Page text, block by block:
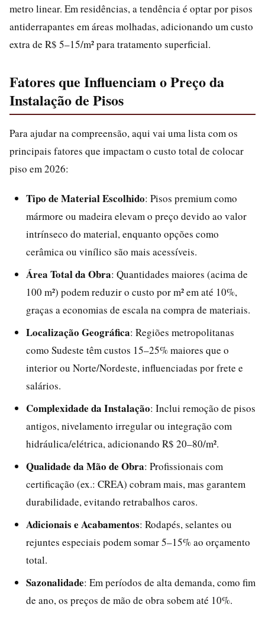
metro linear. Em residências, a tendência é optar por pisos
antiderrapantes em áreas molhadas, adicionando um custo
extra de R$ 5–15/m² para tratamento superficial.
Fatores que Influenciam o Preço da
Instalação de Pisos
Para ajudar na compreensão, aqui vai uma lista com os
principais fatores que impactam o custo total de colocar
piso em 2026:
Tipo de Material Escolhido: Pisos premium como
mármore ou madeira elevam o preço devido ao valor
intrínseco do material, enquanto opções como
cerâmica ou vinílico são mais acessíveis.
Área Total da Obra: Quantidades maiores (acima de
100 m²) podem reduzir o custo por m² em até 10%,
graças a economias de escala na compra de materiais.
Localização Geográfica: Regiões metropolitanas
como Sudeste têm custos 15–25% maiores que o
interior ou Norte/Nordeste, influenciadas por frete e
salários.
Complexidade da Instalação: Inclui remoção de pisos
antigos, nivelamento irregular ou integração com
hidráulica/elétrica, adicionando R$ 20–80/m².
Qualidade da Mão de Obra: Profissionais com
certificação (ex.: CREA) cobram mais, mas garantem
durabilidade, evitando retrabalhos caros.
Adicionais e Acabamentos: Rodapés, selantes ou
rejuntes especiais podem somar 5–15% ao orçamento
total.
Sazonalidade: Em períodos de alta demanda, como fim
de ano, os preços de mão de obra sobem até 10%.